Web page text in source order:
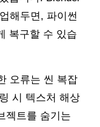
해두면, 파이썬
복구할 수 있습
오류는 씬 복잡
시 텍스처 해상
젝트를 숨기는